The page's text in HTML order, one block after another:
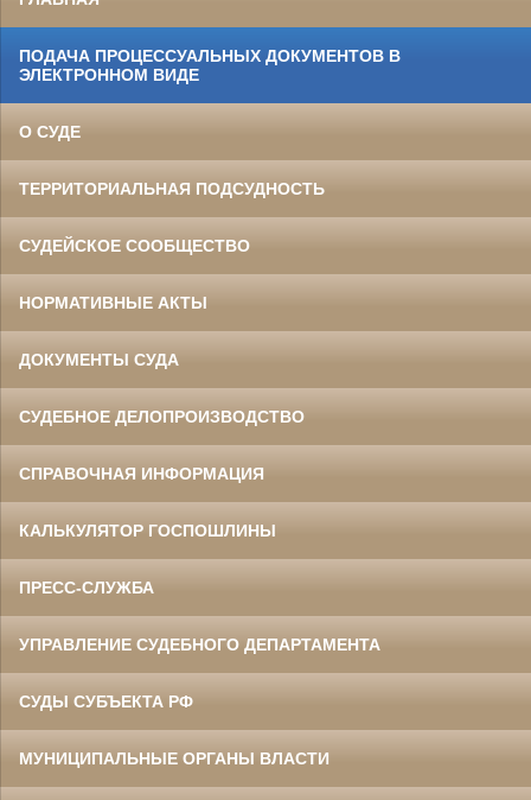
ПОДАЧА ПРОЦЕССУАЛЬНЫХ ДОКУМЕНТОВ В
ЭЛЕКТРОННОМ ВИДЕ
О СУДЕ
ТЕРРИТОРИАЛЬНАЯ ПОДСУДНОСТЬ
СУДЕЙСКОЕ СООБЩЕСТВО
НОРМАТИВНЫЕ АКТЫ
ДОКУМЕНТЫ СУДА
СУДЕБНОЕ ДЕЛОПРОИЗВОДСТВО
СПРАВОЧНАЯ ИНФОРМАЦИЯ
КАЛЬКУЛЯТОР ГОСПОШЛИНЫ
ПРЕСС-СЛУЖБА
УПРАВЛЕНИЕ СУДЕБНОГО ДЕПАРТАМЕНТА
СУДЫ СУБЪЕКТА РФ
МУНИЦИПАЛЬНЫЕ ОРГАНЫ ВЛАСТИ